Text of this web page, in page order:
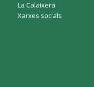
La Calaixera
Xarxes socials